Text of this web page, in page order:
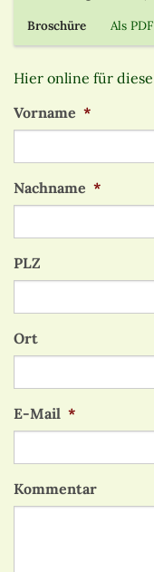
Broschüre Als
Hier online für
Vorname *
Nachname *
PLZ
Ort
E-Mail *
Kommentar